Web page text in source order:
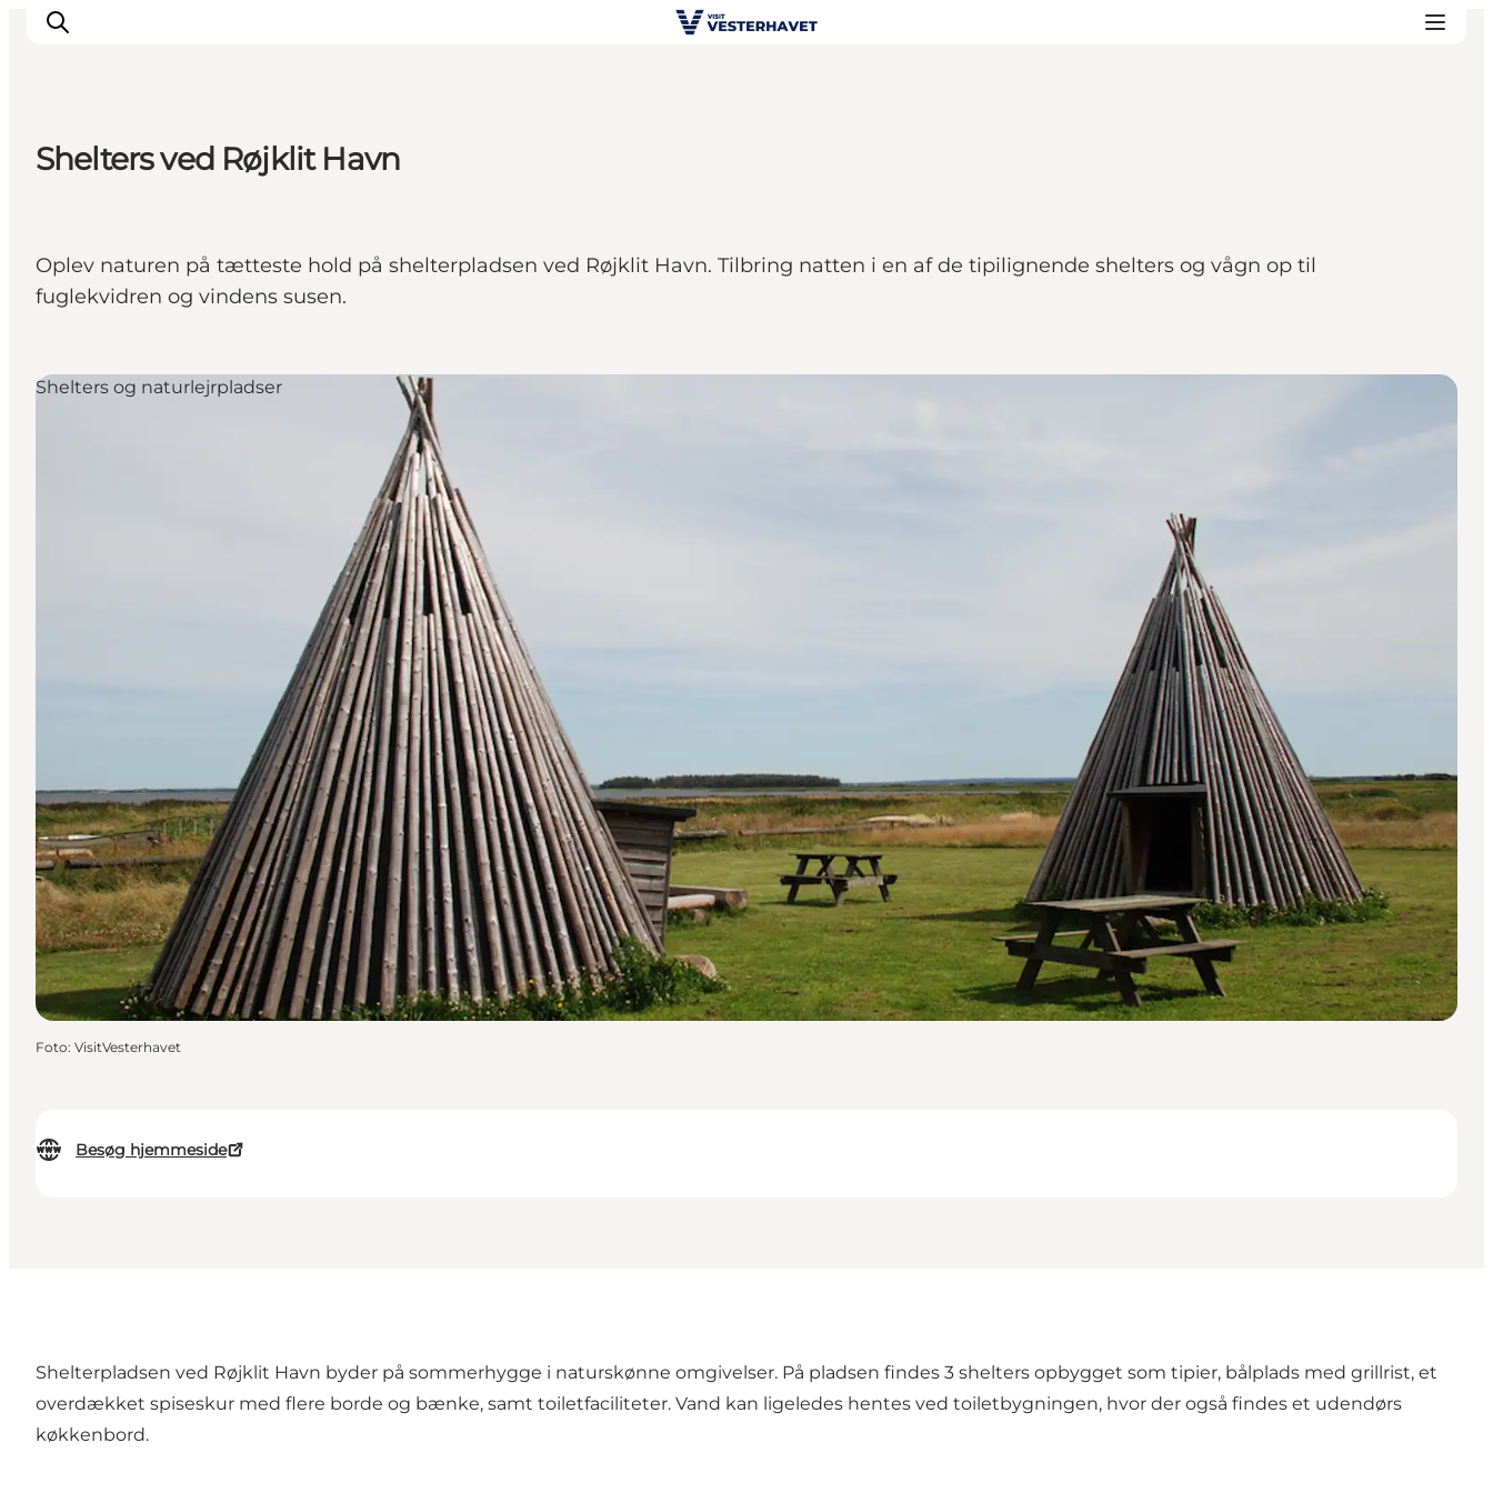
Vores Byer
Mad & Overnatning
Køb billet
Shelters ved Røjklit Havn
Oplev naturen på tætteste hold på shelterpladsen ved Røjklit Havn. Tilbring natten i en af de tipilignende shelters og vågn op til
fuglekvidren og vindens susen.
Besøg hjemmeside
Shelters og naturlejrpladser
Foto: VisitVesterhavet
Shelterpladsen ved Røjklit Havn byder på sommerhygge i naturskønne omgivelser. På pladsen findes 3 shelters opbygget som tipier, bålplads med grillrist, et
overdækket spiseskur med flere borde og bænke, samt toiletfaciliteter. Vand kan ligeledes hentes ved toiletbygningen, hvor der også findes et udendørs
køkkenbord.